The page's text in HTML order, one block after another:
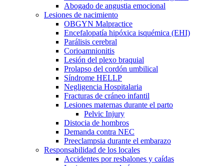
Abogado de angustia emocional
Lesiones de nacimiento
OBGYN Malpractice
Encefalopatía hipóxica isquémica (EHI)
Parálisis cerebral
Corioamnionitis
Lesión del plexo braquial
Prolapso del cordón umbilical
Síndrome HELLP
Negligencia Hospitalaria
Fracturas de cráneo infantil
Lesiones maternas durante el parto
Pelvic Injury
Distocia de hombros
Demanda contra NEC
Preeclampsia durante el embarazo
Responsabilidad de los locales
Accidentes por resbalones y caídas